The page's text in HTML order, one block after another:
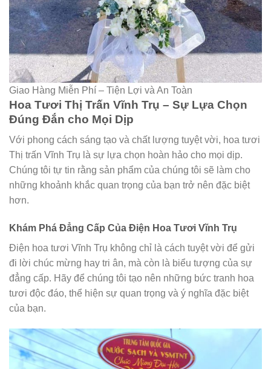
Giao Hàng Miễn Phí – Tiện Lợi và An Toàn
Hoa Tươi Thị Trấn Vĩnh Trụ – Sự Lựa Chọn
Đúng Đắn cho Mọi Dịp
Với phong cách sáng tạo và chất lượng tuyệt vời, hoa tươi
Thị trấn Vĩnh Trụ là sự lựa chọn hoàn hảo cho mọi dịp.
Chúng tôi tự tin rằng sản phẩm của chúng tôi sẽ làm cho
những khoảnh khắc quan trọng của bạn trở nên đặc biệt
hơn.
Khám Phá Đẳng Cấp Của Điện Hoa Tươi Vĩnh Trụ
Điện hoa tươi Vĩnh Trụ không chỉ là cách tuyệt vời để gửi
đi lời chúc mừng hay tri ân, mà còn là biểu tượng của sự
đẳng cấp. Hãy để chúng tôi tạo nên những bức tranh hoa
tươi độc đáo, thể hiện sự quan trọng và ý nghĩa đặc biệt
của bạn.